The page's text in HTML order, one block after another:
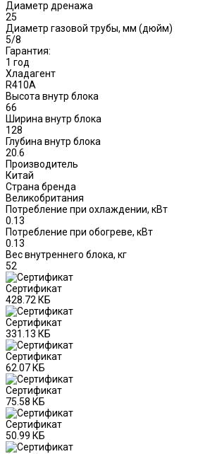
Диаметр дренажа
25
Диаметр газовой трубы, мм (дюйм)
5/8
Гарантия:
1 год
Хладагент
R410A
Высота внутр блока
66
Ширина внутр блока
128
Глубина внутр блока
20.6
Производитель
Китай
Страна бренда
Великобритания
Потребление при охлаждении, кВт
0.13
Потребление при обогреве, кВт
0.13
Вес внутреннего блока, кг
52
Сертификат
428.72 КБ
Сертификат
331.13 КБ
Сертификат
62.07 КБ
Сертификат
75.58 КБ
Сертификат
50.99 КБ